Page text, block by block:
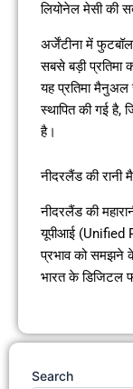
लियोनेल मेसी की
अर्जेंटीना में
सबसे बड़ी प्रतिमा
यह प्रतिमा मैनुअल
स्थापित की गई है,
है।
नीदरलैंड की रानी
नीदरलैंड की
यूपीआई (Unified
प्रभाव को समझने के
भारत के डिजिटल
Search